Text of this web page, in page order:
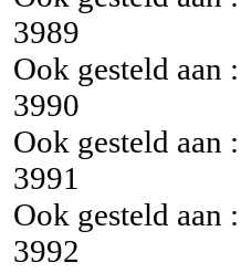
3989
Ook gesteld aan
3990
Ook gesteld aan
3991
Ook gesteld aan
3992